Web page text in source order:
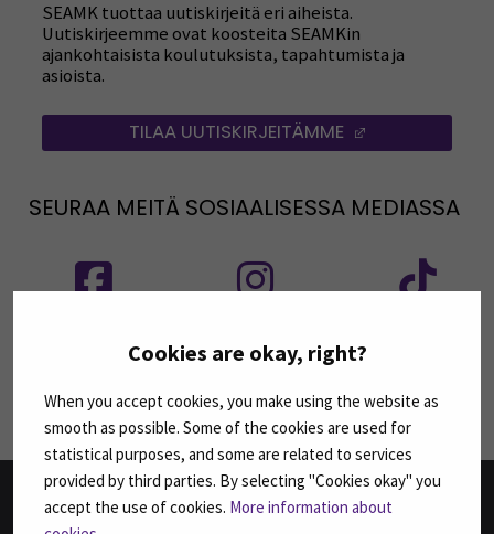
Cookies are okay, right?
When you accept cookies, you make using the website as
smooth as possible. Some of the cookies are used for
statistical purposes, and some are related to services
provided by third parties. By selecting "Cookies okay" you
accept the use of cookies. More information about
SEAMK tuottaa uutiskirjeitä eri aiheista.
Uutiskirjeemme ovat koosteita SEAMKin
ajankohtaisista koulutuksista, tapahtumista ja
asioista.
TILAA UUTISKIRJEITÄMME
SEURAA MEITÄ SOSIAALISESSA MEDIASSA
Seuraa meitä sosiaalisessa mediassa: